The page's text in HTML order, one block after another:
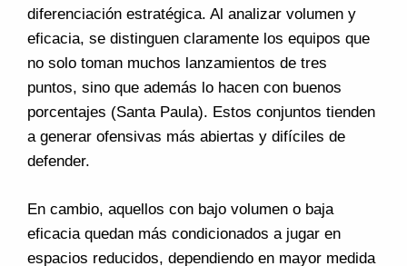
diferenciación estratégica. Al analizar volumen y
eficacia, se distinguen claramente los equipos que
no solo toman muchos lanzamientos de tres
puntos, sino que además lo hacen con buenos
porcentajes (Santa Paula). Estos conjuntos tienden
a generar ofensivas más abiertas y difíciles de
defender.
En cambio, aquellos con bajo volumen o baja
eficacia quedan más condicionados a jugar en
espacios reducidos, dependiendo en mayor medida